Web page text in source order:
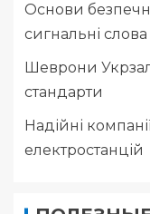
Основи
сигнальні слова
Шеврони
стандарти
Надійні
електростанцій